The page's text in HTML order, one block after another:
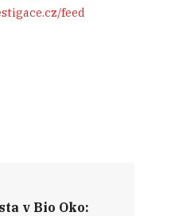
feed
v Bio Oko: